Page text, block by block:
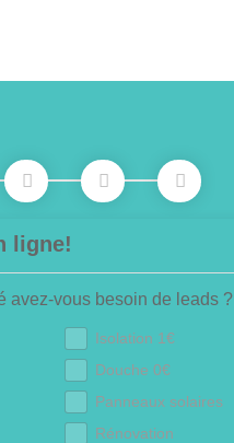
ligne!
avez-vous besoin de leads ?
Isolation 1€
Douche 0€
Panneaux solaires
Rénovation